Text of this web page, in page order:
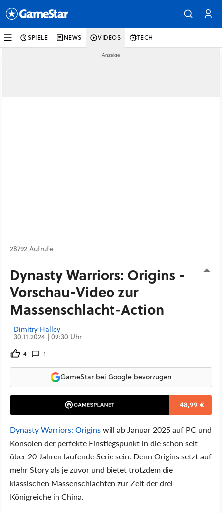
SPIELE NEWS VIDEOS TECH
28792 Aufrufe
Dynasty Warriors: Origins -
Vorschau-Video zur
Massenschlacht-Action
Dimitry Halley
30.11.2024 | 09:30 Uhr
4 1
GameStar bei Google bevorzugen
48,99 €
Dynasty Warriors: Originswill ab Januar 2025 auf PC und
Konsolen der perfekte Einstiegspunkt in die schon seit
über 20 Jahren laufende Serie sein. Denn Origins setzt auf
mehr Story als je zuvor und bietet trotzdem die
klassischen Massenschlachten zur Zeit der drei
Königreiche in China.